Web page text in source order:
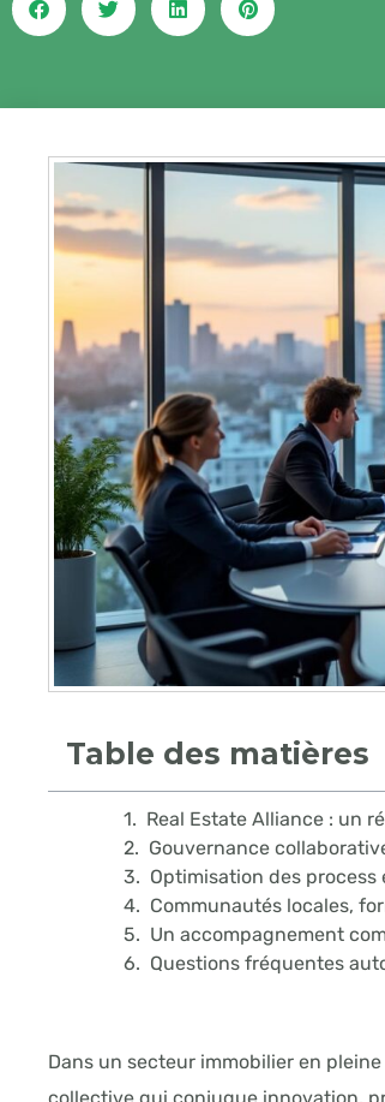
Table des matières
Real Estate Alliance : un
Gouvernance
Optimisation des
Communautés locales,
Un accompagnement
Questions fréquentes
Dans un secteur immobilier en